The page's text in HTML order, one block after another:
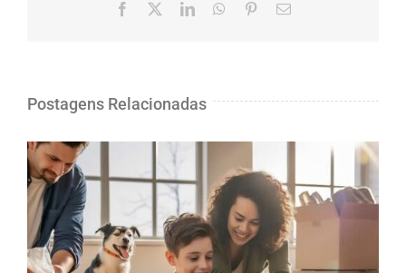
Facebook LinkedInWhatsappPinterest
O
Postagens Relacionadas